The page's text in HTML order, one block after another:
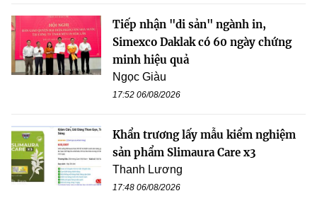
Tiếp nhận "di sản" ngành in,
Simexco Daklak có 60 ngày chứng
minh hiệu quả
Ngọc Giàu
17:52 06/08/2026
Khẩn trương lấy mẫu kiểm nghiệm
sản phẩm Slimaura Care x3
Thanh Lương
17:48 06/08/2026